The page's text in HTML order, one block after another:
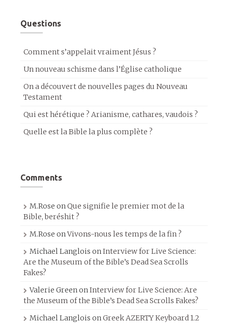
Questions
Comment s’appelait vraiment Jésus ?
Un nouveau schisme dans l’Église catholique
On a découvert de nouvelles pages du Nouveau
Testament
Qui est hérétique ? Arianisme, cathares, vaudois ?
Quelle est la Bible la plus complète ?
Comments
M.Rose onQue signifie le premier mot de la
Bible, beréshit ?
M.Rose onVivons-nous les temps de la fin ?
Michael Langlois onInterview for Live Science:
Are the Museum of the Bible’s Dead Sea Scrolls
Fakes?
Valerie GreenonInterview for Live Science: Are
the Museum of the Bible’s Dead Sea Scrolls Fakes?
Michael Langlois onGreek AZERTY Keyboard 1.2